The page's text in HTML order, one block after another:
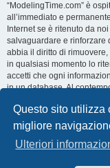
Questo sito utilizza
migliore
Ulteriori
“ModelingTime.com” è
all’immediato e
Internet se è ritenuto da
salvaguardare e rinforzare
abbia il diritto di
in qualsiasi momento lo
accetti che ogni
in un database. Al
nessuno senza il tuo
ritenersi responsabili per
compromettere queste